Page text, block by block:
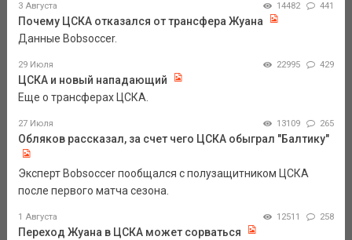
3 Августа 14482 441
Почему ЦСКА отказался от трансфера Жуана
Данные Bobsoccer.
29 Июля 22995 429
ЦСКА и новый нападающий
Еще о трансферах ЦСКА.
27 Июля 13109 265
Обляков рассказал, за счет чего ЦСКА обыграл "Балтику"
Эксперт Bobsoccer пообщался с полузащитником ЦСКА
после первого матча сезона.
1 Августа 12511 258
Переход Жуана в ЦСКА может сорваться